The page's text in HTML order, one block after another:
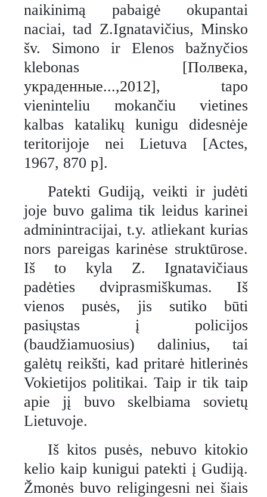
naikinimą pabaigė okupantai
naciai, tad Z.Ignatavičius, Minsko
šv. Simono ir Elenos bažnyčios
klebonas [Полвека,
украденные...,2012], tapo
vieninteliu mokančiu vietines
kalbas katalikų kunigu didesnėje
teritorijoje nei Lietuva [Actes,
1967, 870 p].
Patekti Gudiją, veikti ir judėti
joje buvo galima tik leidus karinei
adminintracijai, t.y. atliekant kurias
nors pareigas karinėse struktūrose.
Iš to kyla Z. Ignatavičiaus
padėties dviprasmiškumas. Iš
vienos pusės, jis sutiko būti
pasiųstas į policijos
(baudžiamuosius) dalinius, tai
galėtų reikšti, kad pritarė hitlerinės
Vokietijos politikai. Taip ir tik taip
apie jį buvo skelbiama sovietų
Lietuvoje.
Iš kitos pusės, nebuvo kitokio
kelio kaip kunigui patekti į Gudiją.
Žmonės buvo religingesni nei šiais